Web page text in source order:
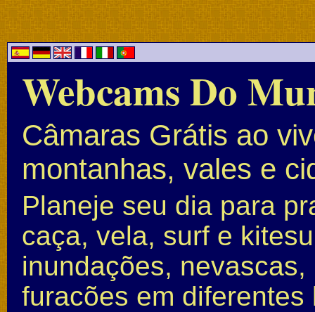
Webcams Do
Câmaras Grátis ao
montanhas, vales e
Planeje seu dia para
caça, vela, surf e
inundações,
furacões em